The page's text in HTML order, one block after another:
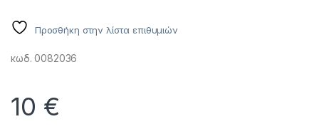
Προσθήκη στην λίστα επιθυμιών
κωδ. 0082036
10 €